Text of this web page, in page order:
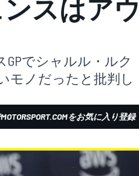
スはアウ
でシャルル・ルク
モノだったと批判し
をお気に入り登録